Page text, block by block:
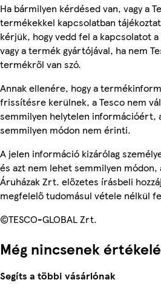
Ha bármilyen kérdésed van, vagy a
termékekkel kapcsolatban
kérjük, hogy vedd fel a kapcsolatot
vagy a termék gyártójával, ha nem
termékről van szó.
Annak ellenére, hogy a
frissítésre kerülnek, a Tesco nem
semmilyen helytelen információért,
semmilyen módon nem érinti.
A jelen információ kizárólag
és azt nem lehet semmilyen módon,
Áruházak Zrt. előzetes írásbeli
megfelelő tudomásul vétele nélkül
©TESCO-GLOBAL Zrt.
Még nincsenek
Segíts a többi vásárlónak